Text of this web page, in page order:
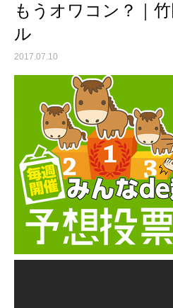
もうオワコン？｜
ル
2017.07.10